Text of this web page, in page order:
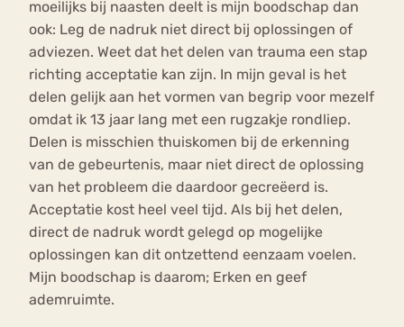
moeilijks bij naasten deelt is mijn boodschap dan
ook: Leg de nadruk niet direct bij oplossingen of
adviezen. Weet dat het delen van trauma een stap
richting acceptatie kan zijn. In mijn geval is het
delen gelijk aan het vormen van begrip voor mezelf
omdat ik 13 jaar lang met een rugzakje rondliep.
Delen is misschien thuiskomen bij de erkenning
van de gebeurtenis, maar niet direct de oplossing
van het probleem die daardoor gecreëerd is.
Acceptatie kost heel veel tijd. Als bij het delen,
direct de nadruk wordt gelegd op mogelijke
oplossingen kan dit ontzettend eenzaam voelen.
Mijn boodschap is daarom; Erken en geef
ademruimte.